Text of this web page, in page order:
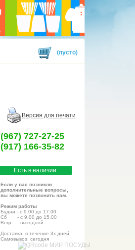
(пусто)
Версия для печати
(967) 727-27-25
(917) 166-35-82
Есть в наличии
Если у вас возникли
дополнительные вопросы,
вы можете позвонить нам.
Режим работы
Будни - с 9.00 до 17.00
Сб - с 9.00 до 15.00
Вскр - выходной
Доставка: в течение 3х дней
Самовывоз: сегодня